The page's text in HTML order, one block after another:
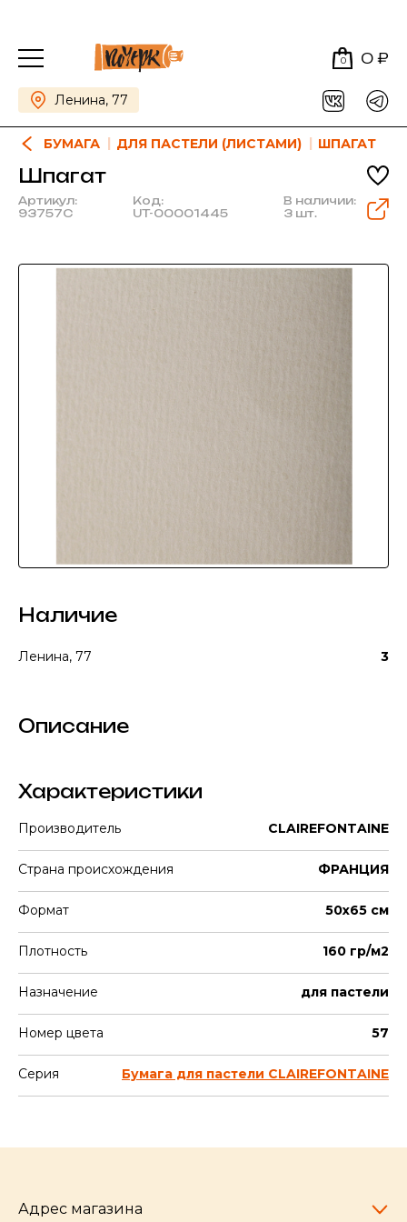
0 0 ₽
Ленина, 77
БУМАГА ДЛЯ ПАСТЕЛИ (ЛИСТАМИ) ШПАГАТ
Шпагат
Артикул:
93757C
Код:
UT-00001445
В наличии:
3 шт.
Наличие
Ленина, 77 3
Описание
Характеристики
Производитель CLAIREFONTAINE
Страна происхождения ФРАНЦИЯ
Формат 50х65 см
Плотность 160 гр/м2
Назначение для пастели
Номер цвета 57
Серия Бумага для пастели CLAIREFONTAINE
Адрес магазина